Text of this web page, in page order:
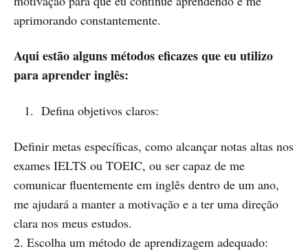
aprimorando constantemente.
Aqui estão alguns métodos eficazes que eu utilizo
para aprender inglês:
Defina objetivos claros:
Definir metas específicas, como alcançar notas altas nos
exames IELTS ou TOEIC, ou ser capaz de me
comunicar fluentemente em inglês dentro de um ano,
me ajudará a manter a motivação e a ter uma direção
clara nos meus estudos.
2. Escolha um método de aprendizagem adequado: